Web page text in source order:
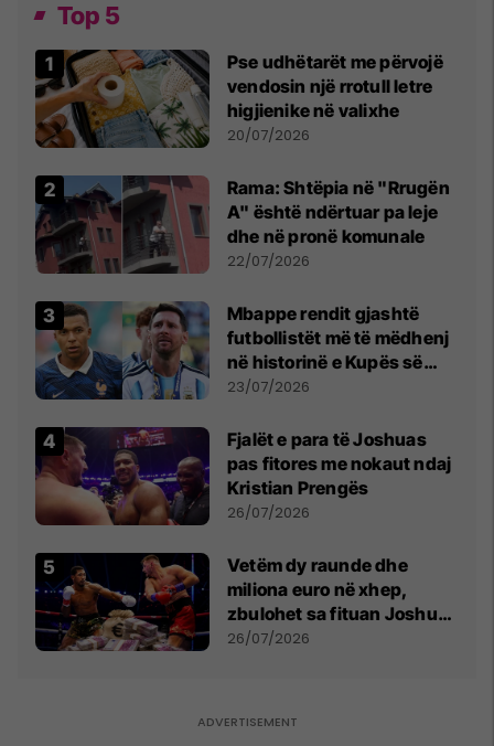
Top 5
Pse udhëtarët me përvojë
vendosin një rrotull letre
higjienike në valixhe
20/07/2026
Rama: Shtëpia në "Rrugën
A" është ndërtuar pa leje
dhe në pronë komunale
22/07/2026
Mbappe rendit gjashtë
futbollistët më të mëdhenj
në historinë e Kupës së
Botës, Messi mbetet i dyti
23/07/2026
Fjalët e para të Joshuas
pas fitores me nokaut ndaj
Kristian Prengës
26/07/2026
Vetëm dy raunde dhe
miliona euro në xhep,
zbulohet sa fituan Joshua
e Prenga
26/07/2026